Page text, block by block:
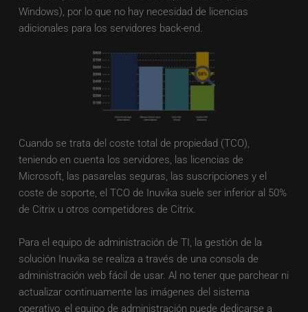
Windows), por lo que no hay necesidad de licencias
adicionales para los servidores back-end.
Cuando se trata del coste total de propiedad (TCO),
teniendo en cuenta los servidores, las licencias de
Microsoft, las pasarelas seguras, las suscripciones y el
coste de soporte, el TCO de Inuvika suele ser inferior al 50%
de Citrix u otros competidores de Citrix.
Para el equipo de administración de TI, la gestión de la
solución Inuvika se realiza a través de una consola de
administración web fácil de usar. Al no tener que parchear ni
actualizar continuamente las imágenes del sistema
operativo, el equipo de administración puede dedicarse a